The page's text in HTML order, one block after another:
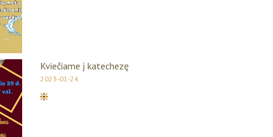
Kviečiame į katechezę
2023-01-24